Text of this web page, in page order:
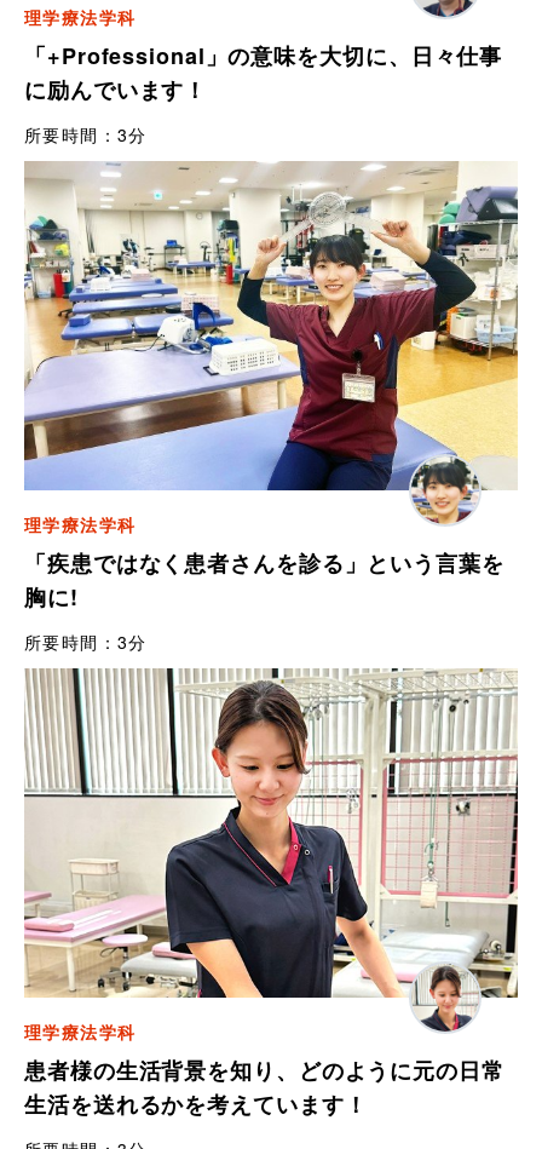
理学療法学科
「+Professional」の意味を大切に、日々仕事
に励んでいます！
所要時間： 3分
理学療法学科
「疾患ではなく患者さんを診る」という言葉を
胸に!
所要時間： 3分
理学療法学科
患者様の生活背景を知り、どのように元の日常
生活を送れるかを考えています！